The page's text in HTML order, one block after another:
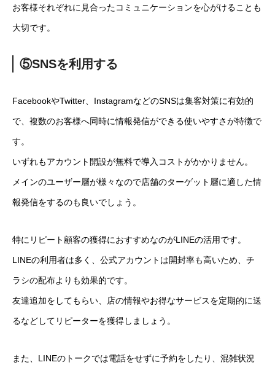
お客様それぞれに見合ったコミュニケーションを心がけることも
大切です。
⑤SNSを利用する
FacebookやTwitter、InstagramなどのSNSは集客対策に有効的
で、複数のお客様へ同時に情報発信ができる使いやすさが特徴で
す。
いずれもアカウント開設が無料で導入コストがかかりません。
メインのユーザー層が様々なので店舗のターゲット層に適した情
報発信をするのも良いでしょう。
特にリピート顧客の獲得におすすめなのがLINEの活用です。
LINEの利用者は多く、公式アカウントは開封率も高いため、チ
ラシの配布よりも効果的です。
友達追加をしてもらい、店の情報やお得なサービスを定期的に送
るなどしてリピーターを獲得しましょう。
また、LINEのトークでは電話をせずに予約をしたり、混雑状況